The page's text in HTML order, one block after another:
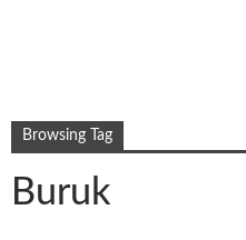
Browsing Tag
Buruk